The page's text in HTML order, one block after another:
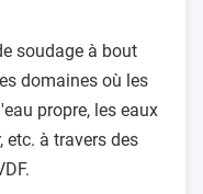
soudage à bout
domaines où les
propre, les eaux
etc. à travers des